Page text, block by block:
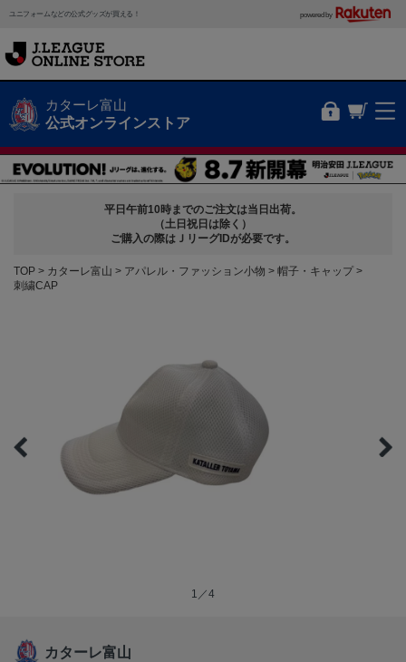
ユニフォームなどの公式グッズが買える！ powered by
カターレ富山
公式オンラインストア
平日午前10時までのご注文は当日出荷。
（土日祝日は除く）
ご購入の際はＪリーグIDが必要です。
TOP カターレ富山 アパレル・ファッション小物
帽子・キャップ
刺繍CAP
1／4
カターレ富山